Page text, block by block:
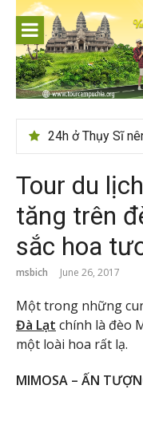
content
Tour du
tăng trên
sắc hoa
msbich June 26, 2017
Một trong những
Đà Lạt chính là đèo
một loài hoa rất lạ.
MIMOSA – ẤN